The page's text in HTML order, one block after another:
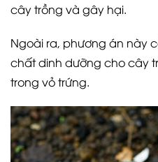
cây trồng và gây hại.
Ngoài ra, phương án này
chất dinh dưỡng cho cây
trong vỏ trứng.